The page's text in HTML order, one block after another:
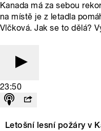
Kanada má za sebou
na místě je z letadla
Vlčková. Jak se to dělá?
23:50
Letošní lesní požáry v